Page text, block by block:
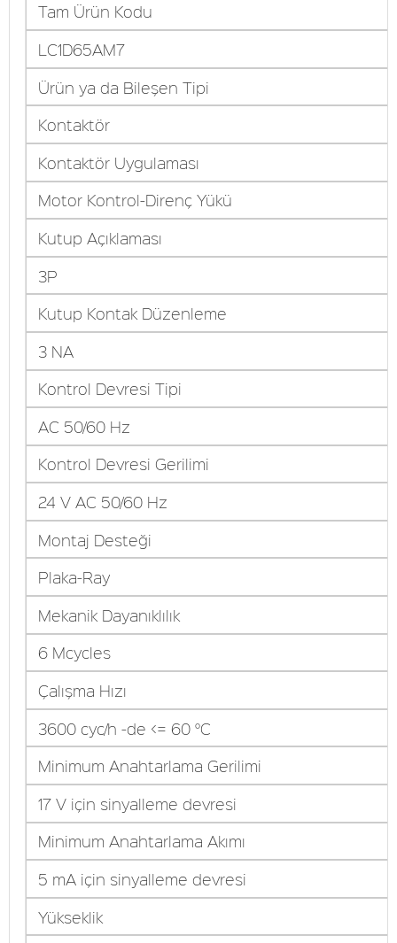
Tam Ürün Kodu
LC1D65AM7
Ürün ya da Bileşen Tipi
Kontaktör
Kontaktör Uygulaması
Motor Kontrol-Direnç Yükü
Kutup Açıklaması
3P
Kutup Kontak Düzenleme
3 NA
Kontrol Devresi Tipi
AC 50/60 Hz
Kontrol Devresi Gerilimi
24 V AC 50/60 Hz
Montaj Desteği
Plaka-Ray
Mekanik Dayanıklılık
6 Mcycles
Çalışma Hızı
3600 cyc/h -de <= 60 °C
Minimum Anahtarlama Gerilimi
17 V için sinyalleme devresi
Minimum Anahtarlama Akımı
5 mA için sinyalleme devresi
Yükseklik